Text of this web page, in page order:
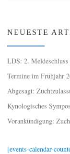
NEUESTE
LDS: 2.
Termine im Frühjahr
Abgesagt:
Kynologisches
Vorankündigung:
[events-calendar-